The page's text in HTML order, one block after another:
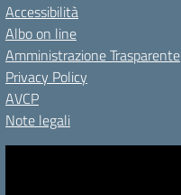
Accessibilità
Albo on line
Amministrazione Trasparente
Privacy Policy
AVCP
Note legali